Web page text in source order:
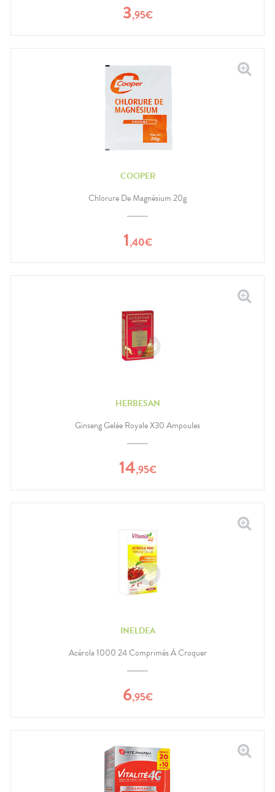
3,95€
COOPER
Chlorure De Magnésium 20g
1,40€
HERBESAN
Ginseng Gelée Royale X30 Ampoules
14,95€
INELDEA
Acérola 1000 24 Comprimés À Croquer
6,95€